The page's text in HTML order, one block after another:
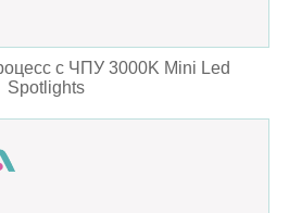
с ЧПУ 3000K Mini Led
Spotlights